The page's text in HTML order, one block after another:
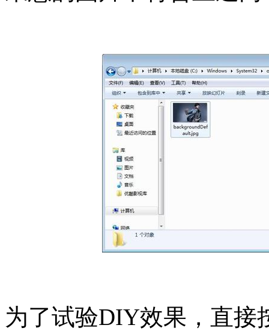
为了试验DIY效果，直接